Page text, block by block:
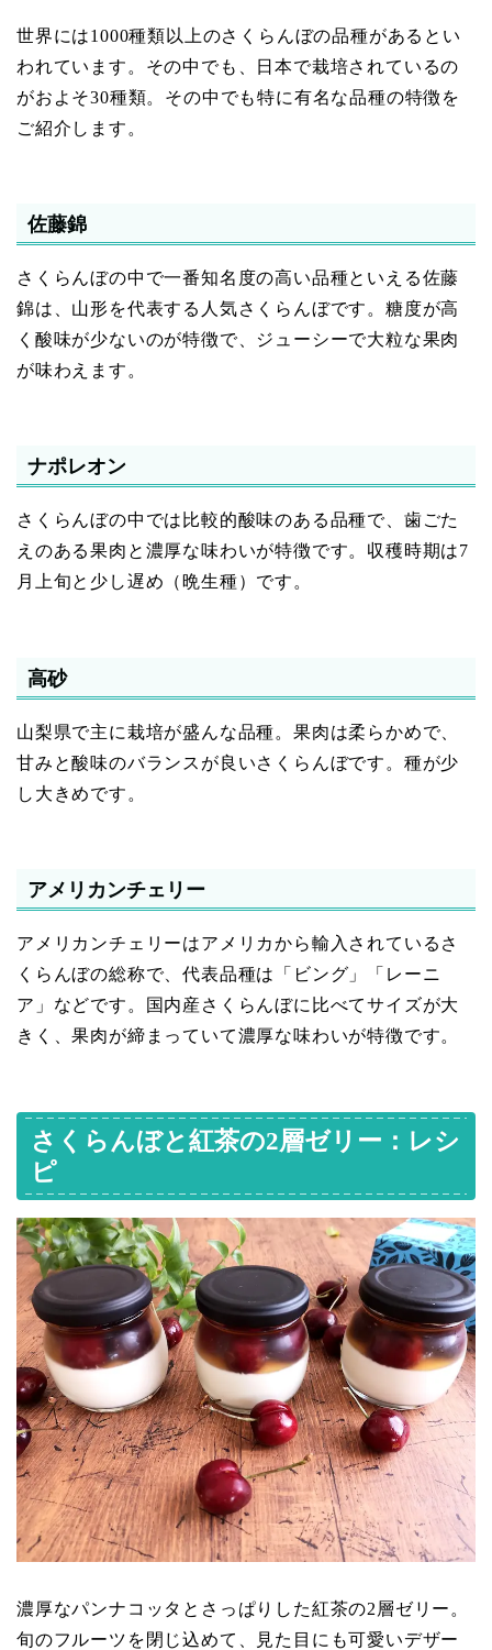
世界には1000種類以上のさくらんぼの品種があるとい
われています。その中でも、日本で栽培されているの
がおよそ30種類。その中でも特に有名な品種の特徴を
ご紹介します。
佐藤錦
さくらんぼの中で一番知名度の高い品種といえる佐藤
錦は、山形を代表する人気さくらんぼです。糖度が高
く酸味が少ないのが特徴で、ジューシーで大粒な果肉
が味わえます。
ナポレオン
さくらんぼの中では比較的酸味のある品種で、歯ごた
えのある果肉と濃厚な味わいが特徴です。収穫時期は7
月上旬と少し遅め（晩生種）です。
高砂
山梨県で主に栽培が盛んな品種。果肉は柔らかめで、
甘みと酸味のバランスが良いさくらんぼです。種が少
し大きめです。
アメリカンチェリー
アメリカンチェリーはアメリカから輸入されているさ
くらんぼの総称で、代表品種は「ビング」「レーニ
ア」などです。国内産さくらんぼに比べてサイズが大
きく、果肉が締まっていて濃厚な味わいが特徴です。
さくらんぼと紅茶の2層ゼリー：レシ
ピ
濃厚なパンナコッタとさっぱりした紅茶の2層ゼリー。
旬のフルーツを閉じ込めて、見た目にも可愛いデザー